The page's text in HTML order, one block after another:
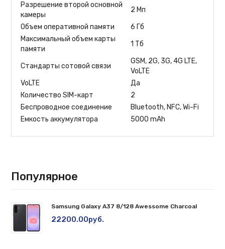
Разрешение второй основной
камеры
2 Мп
Объем оперативной памяти
6 Гб
Максимальный объем карты
памяти
1 Тб
Стандарты сотовой связи
GSM, 2G, 3G, 4G LTE,
VoLTE
VoLTE
Да
Количество SIM-карт
2
Беспроводное соединение
Bluetooth, NFC, Wi-Fi
Емкость аккумулятора
5000 mAh
Популярное
Samsung Galaxy A37 8/128 Awessome Charcoal
22200.00руб.